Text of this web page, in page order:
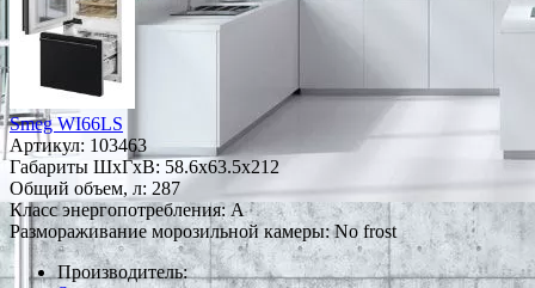
Smeg WI66LS
Артикул: 103463
Габариты ШxГxВ: 58.6x63.5x212
Общий объем, л: 287
Класс энергопотребления: A
Размораживание морозильной камеры: No frost
Производитель: